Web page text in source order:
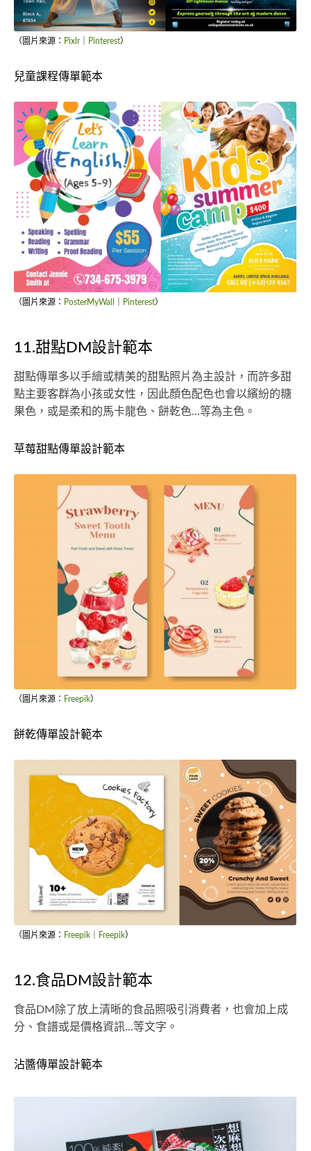
（圖片來源： Pixlr｜ Pinterest）
兒童課程傳單範本
（圖片來源： PosterMyWall Pinterest）
11.甜點DM設計範本
甜點傳單多以手繪或精美的甜點照片為主設計，而許多甜
點主要客群為小孩或女性，因此顏色配色也會以繽紛的糖
果色，或是柔和的馬卡龍色、餅乾色...等為主色。
草莓甜點傳單設計範本
（圖片來源： Freepik）
餅乾傳單設計範本
（圖片來源： Freepik Freepik）
12.食品DM設計範本
食品DM除了放上清晰的食品照吸引消費者，也會加上成
分、食譜或是價格資訊...等文字。
沾醬傳單設計範本